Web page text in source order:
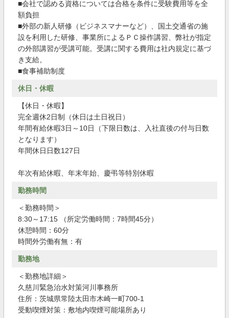
■会社で認める資格については合格を条件に受験費用等を全
額負担
■外部の新人研修（ビジネスマナーなど）、国土交通省の施
設を利用した研修、事業所によるＰＣ操作講習、弊社が指定
の外部講習が受講可能。受講に関する費用は社内規定に基づ
き支給。
■食事補助制度
休日・休暇
【休日・休暇】
完全週休2日制（休日は土日祝日）
年間有給休暇3日～10日（下限日数は、入社直後の付与日数
となります）
年間休日日数127日
年次有給休暇、年末年始、慶弔等特別休暇
勤務時間
＜勤務時間＞
8:30～17:15 （所定労働時間：7時間45分）
休憩時間：60分
時間外労働有無：有
勤務地
＜勤務地詳細＞
久慈川緊急治水対策河川事務所
住所：茨城県常陸太田市木崎一町700-1
受動喫煙対策：敷地内喫煙可能場所あり